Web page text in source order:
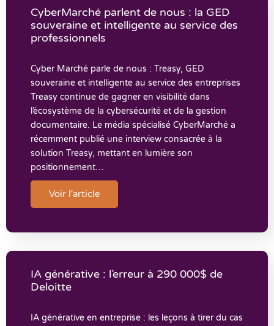
CyberMarché parlent de nous : la GED
souveraine et intelligente au service des
professionnels
Cyber Marché parle de nous : Treasy, GED
souveraine et intelligente au service des entreprises
Treasy continue de gagner en visibilité dans
l’écosystème de la cybersécurité et de la gestion
documentaire. Le média spécialisé CyberMarché a
récemment publié une interview consacrée à la
solution Treasy, mettant en lumière son
positionnement…
Voir l'article
IA générative : l’erreur à 290 000$ de
Deloitte
IA générative en entreprise : les leçons à tirer du cas